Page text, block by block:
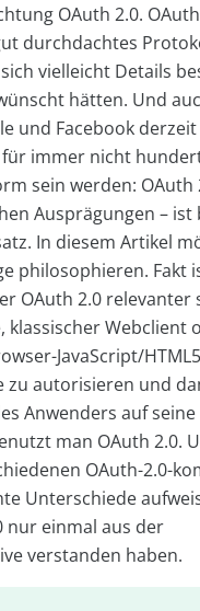
OAuth 2.0.
durchdachtes
vielleicht Details
hätten. Und
und Facebook
immer nicht
sein werden: OAuth
Ausprägungen – ist
In diesem Artikel
philosophieren. Fakt
OAuth 2.0 relevanter
klassischer Webclient
JavaScript/
zu autorisieren und
Anwenders auf seine
man OAuth 2.0.
OAuth-2.0-
Unterschiede
nur einmal aus der
verstanden haben.